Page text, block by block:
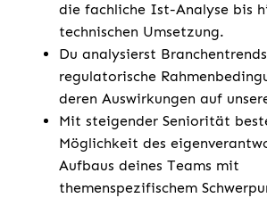
die fachliche Ist-Analyse bis
technischen Umsetzung.
Du analysierst
regulatorische
deren Auswirkungen auf
Mit steigender Seniorität
Möglichkeit des
Aufbaus deines Teams mit
themenspezifischem